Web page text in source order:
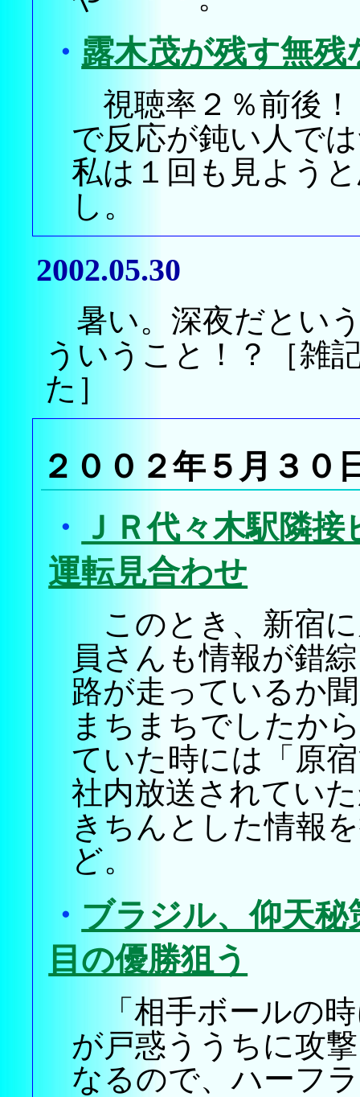
・ 露木茂が残す無残
視聴率２％前後
で反応が鈍い人で
私は１回も見よう
し。
2002.05.30
暑い。深夜だとい
ういうこと！？［雑
た］
２００２年５月３０
・
ＪＲ代々木駅隣
運転見合わせ
このとき、新宿
員さんも情報が錯
路が走っているか
まちまちでしたか
ていた時には「原
社内放送されてい
きちんとした情報
ど。
・ ブラジル、仰天
目の優勝狙う
「相手ボールの
が戸惑ううちに攻
なるので、ハーフ